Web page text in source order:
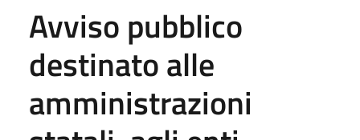
Avviso pubblico
destinato alle
amministrazioni